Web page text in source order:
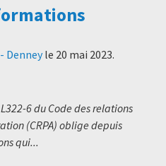
Denneyle 20 mai 2023.
6 du Code des relations
(CRPA) oblige depuis
qui...